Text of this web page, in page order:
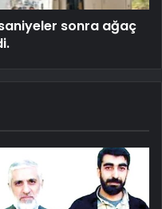
sonra ağaç